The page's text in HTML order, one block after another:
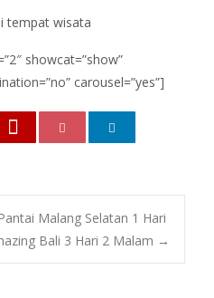
tempat wisata
showcat=”show”
carousel=”yes”]
Malang Selatan 1 Hari
Bali 3 Hari 2 Malam →